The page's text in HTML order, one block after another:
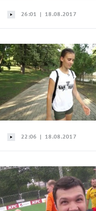
26:01 | 18.08.2017
22:06 | 18.08.2017